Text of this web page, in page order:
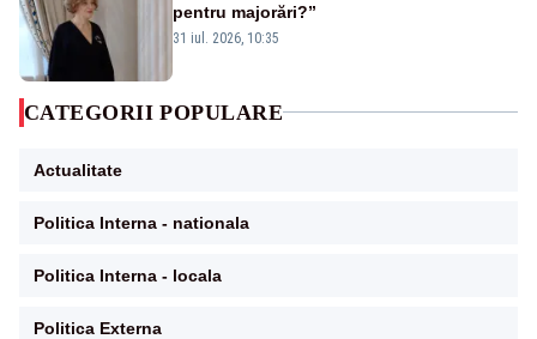
pentru majorări?”
31 iul. 2026, 10:35
CATEGORII POPULARE
Actualitate
Politica Interna - nationala
Politica Interna - locala
Politica Externa